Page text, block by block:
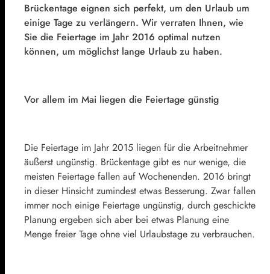
Brückentage eignen sich perfekt, um den Urlaub um
einige Tage zu verlängern. Wir verraten Ihnen, wie
Sie die Feiertage im Jahr 2016 optimal nutzen
können, um möglichst lange Urlaub zu haben.
Vor allem im Mai liegen die Feiertage günstig
Die Feiertage im Jahr 2015 liegen für die Arbeitnehmer
äußerst ungünstig. Brückentage gibt es nur wenige, die
meisten Feiertage fallen auf Wochenenden. 2016 bringt
in dieser Hinsicht zumindest etwas Besserung. Zwar fallen
immer noch einige Feiertage ungünstig, durch geschickte
Planung ergeben sich aber bei etwas Planung eine
Menge freier Tage ohne viel Urlaubstage zu verbrauchen.